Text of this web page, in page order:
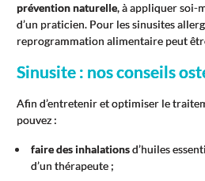
prévention naturelle, à appliquer soi-
d’un praticien. Pour les sinusites
reprogrammation alimentaire peut
Sinusite : nos conseils
Afin d’entretenir et optimiser le
pouvez :
faire des inhalationsd’huiles
d’un thérapeute ;